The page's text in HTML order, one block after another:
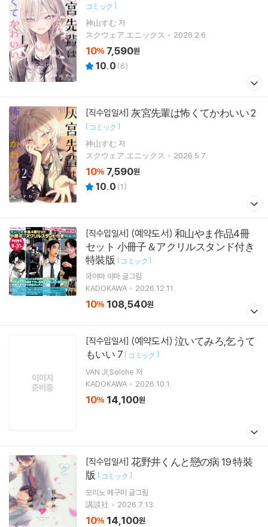
コミック ]
神山すむ 저
スクウェア.エニックス
2026.2.6.
10% 7,590원
10.0 (6)
[직수입일서] 灰宮先輩は怖くてかわいい 2
[ コミック ]
神山すむ 저
スクウェア.エニックス
2026.5.7.
10% 7,590원
10.0 (1)
[직수입일서]
セット 小冊子＆アクリルスタンド付き
特裝版 [ コミック ]
와야마 야마글그림
KADOKAWA
2026.12.11.
10% 108,540원
[직수입일서]
もいい 7 [ コミック ]
VAN JI,Solche 저
KADOKAWA
2026.10.1.
10% 14,100원
[직수입일서] 花野井くんと戀の病 19 特裝
版 [ コミック ]
모리노 메구미 글그림
講談社
2026.7.13.
10% 14,100원